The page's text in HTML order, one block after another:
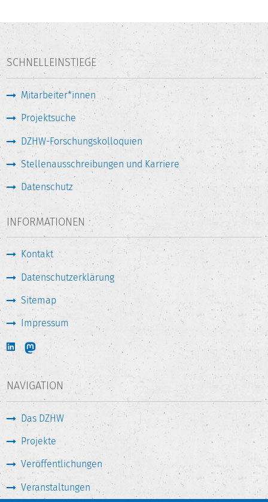
SCHNELLEINSTIEGE
Mitarbeiter*innen
Projektsuche
DZHW-Forschungskolloquien
Stellenausschreibungen und Karriere
Datenschutz
INFORMATIONEN
Kontakt
Datenschutzerklärung
Sitemap
Impressum
NAVIGATION
Das DZHW
Projekte
Veröffentlichungen
Veranstaltungen